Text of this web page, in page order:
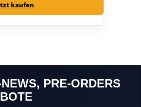
kaufen
PRE-ORDERS